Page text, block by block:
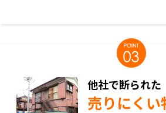
他社で断られた
売りにく